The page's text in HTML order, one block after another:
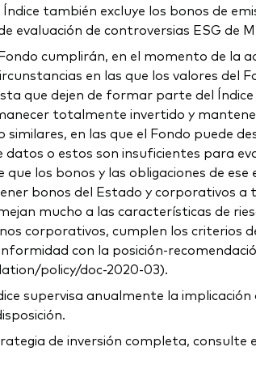
también excluye los bonos de
evaluación de controversias ESG de
cumplirán, en el momento de la
en las que los valores del
que dejen de formar parte del Índice
totalmente invertido y
similares, en las que el Fondo puede
datos o estos son insuficientes para
que los bonos y las obligaciones de
bonos del Estado y corporativos a
mucho a las características de
corporativos, cumplen los criterios
con la posición-
policy/doc-2020-03).
supervisa anualmente la
de inversión completa, consulte